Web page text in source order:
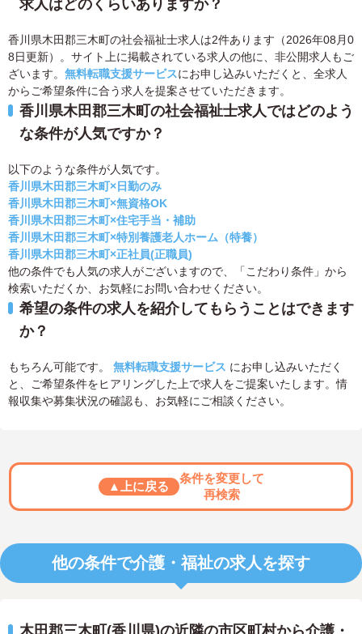
求人はどのくらいありますか？
香川県木田郡三木町の社会福祉士求人は2件あります（2026年08月0
8日更新）。サイト上に掲載されている求人の他に、非公開求人もご
ざいます。 無料転職支援サービスにお申し込みいただくと、全求人
からご希望条件に合う求人を提案させていただきます。
香川県木田郡三木町の社会福祉士求人ではどのよう
な条件が人気ですか？
以下のような条件が人気です。
香川県木田郡三木町×日勤のみ
香川県木田郡三木町×無資格OK
香川県木田郡三木町×住宅手当・補助
香川県木田郡三木町×特別養護老人ホーム（特養）
香川県木田郡三木町×正社員(正職員)
他の条件でも人気の求人がございますので、「こだわり条件」から
検索いただくか、お気軽にお問い合わせください。
希望の条件の求人を紹介してもらうことはできます
か？
もちろん可能です。 無料転職支援サービス にお申し込みいただく
と、ご希望条件をヒアリングした上で求人をご提案いたします。情
報収集や募集状況の確認も、お気軽にご相談ください。
▲上に戻る
条件を変更して
再検索
他の条件で介護・福祉の求人を探す